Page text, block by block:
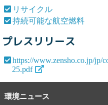
リサイクル
持続可能な航空燃料
プレスリリース
https://www.zensho.co.jp/jp/
25.pdf
環境ニュース